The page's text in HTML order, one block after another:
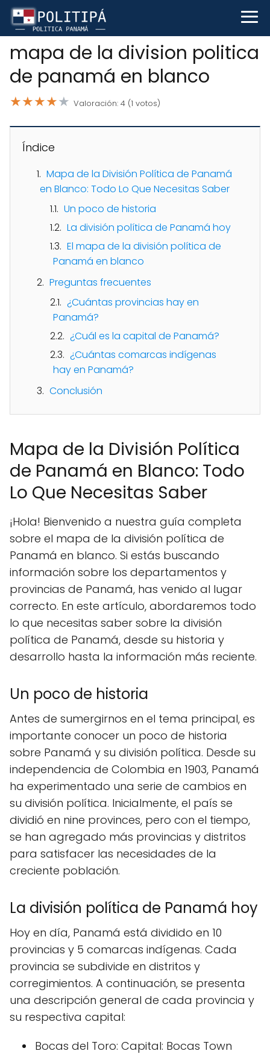
mapa de la division politica
de panamá en blanco
★★★★★ Valoración: 4 (1 votos)
Índice
Mapa de la División Política de Panamá
en Blanco: Todo Lo Que Necesitas Saber
Un poco de historia
La división política de Panamá hoy
El mapa de la división política de
Panamá en blanco
Preguntas frecuentes
¿Cuántas provincias hay en
Panamá?
¿Cuál es la capital de Panamá?
¿Cuántas comarcas indígenas
hay en Panamá?
Conclusión
Mapa de la División Política
de Panamá en Blanco: Todo
Lo Que Necesitas Saber
¡Hola! Bienvenido a nuestra guía completa
sobre el mapa de la división política de
Panamá en blanco. Si estás buscando
información sobre los departamentos y
provincias de Panamá, has venido al lugar
correcto. En este artículo, abordaremos todo
lo que necesitas saber sobre la división
política de Panamá, desde su historia y
desarrollo hasta la información más reciente.
Un poco de historia
Antes de sumergirnos en el tema principal, es
importante conocer un poco de historia
sobre Panamá y su división política. Desde su
independencia de Colombia en 1903, Panamá
ha experimentado una serie de cambios en
su división política. Inicialmente, el país se
dividió en nine provinces, pero con el tiempo,
se han agregado más provincias y distritos
para satisfacer las necesidades de la
creciente población.
La división política de Panamá hoy
Hoy en día, Panamá está dividido en 10
provincias y 5 comarcas indígenas. Cada
provincia se subdivide en distritos y
corregimientos. A continuación, se presenta
una descripción general de cada provincia y
su respectiva capital:
Bocas del Toro: Capital: Bocas Town